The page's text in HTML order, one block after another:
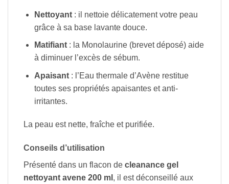
Nettoyant: il nettoie délicatement votre peau
grâce à sa base lavante douce.
Matifiant: la Monolaurine (brevet déposé) aide
à diminuer l’excès de sébum.
Apaisant: l’Eau thermale d’Avène restitue
toutes ses propriétés apaisantes et anti-
irritantes.
La peau est nette, fraîche et purifiée.
Conseils d’utilisation
Présenté dans un flacon de cleanance gel
nettoyant avene 200 ml , il est déconseillé aux